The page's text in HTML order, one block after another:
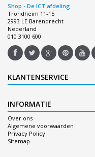
Shop - De ICT afdeling
Trondheim 11-15
2993 LE Barendrecht
Nederland
010 3100 600
KLANTENSERVICE
INFORMATIE
Over ons
Algemene voorwaarden
Privacy Policy
Sitemap